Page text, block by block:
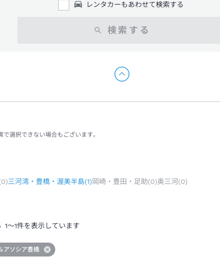
レンタカーもあわせて検索する
検索する
選択できない場合もございます。
0)三河湾・豊橋・渥美半島(1)岡崎・豊田・足助(0)奥三河(0)
1～1件を表示しています
アソシア豊橋